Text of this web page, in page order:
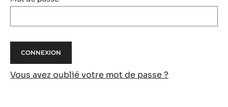
Vous avez oublié votre mot de passe ?